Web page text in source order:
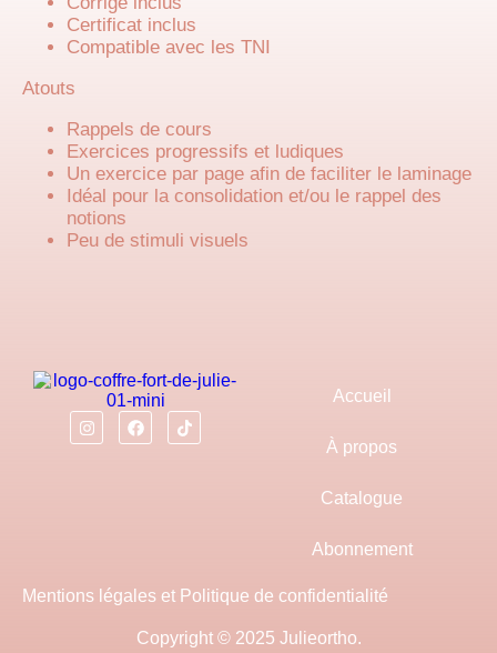
Certificat inclus
Compatible avec les TNI
Atouts
Rappels de cours
Exercices progressifs et ludiques
Un exercice par page afin de faciliter le laminage
Idéal pour la consolidation et/ou le rappel des
notions
Peu de stimuli visuels
Accueil
À propos
Catalogue
Abonnement
Mentions légales et Politique de confidentialité
Copyright © 2025 Julieortho.